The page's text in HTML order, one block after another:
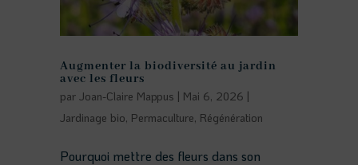
Augmenter la biodiversité au jardin
avec les fleurs
par Joan-Claire Mappus | Mai 6, 2026 |
Jardinage bio, Permaculture, Régénération
Pourquoi mettre des fleurs dans son